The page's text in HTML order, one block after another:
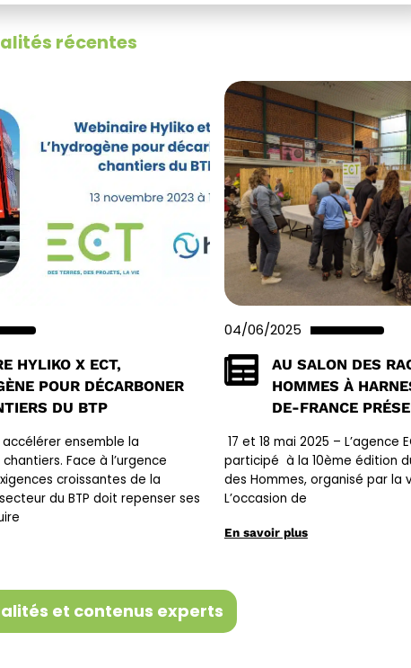
récentes
HYLIKO X ECT,
POUR DÉCARBONER
DU BTP
accélérer ensemble la
Face à l’urgence
croissantes de la
du BTP doit repenser ses
04/06/2025
AU SALON DES
HOMMES À
DE-FRANCE
17 et 18 mai 2025 – L’agence
participé à la 10ème édition
des Hommes, organisé par la
L’occasion de
En savoir plus
et contenus experts